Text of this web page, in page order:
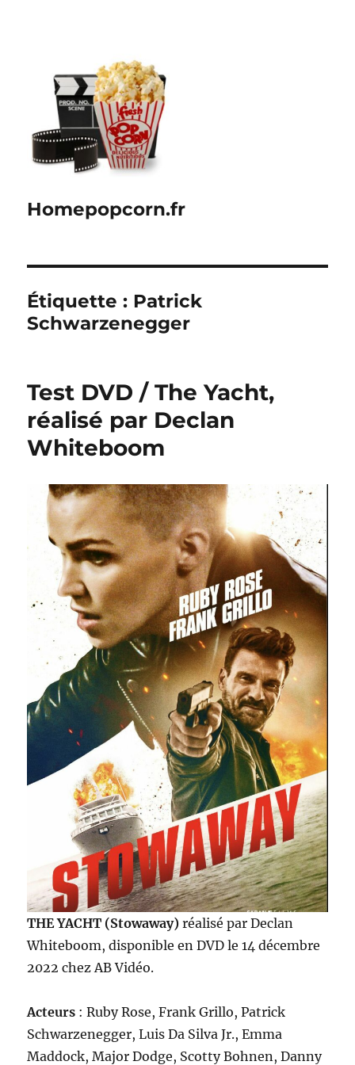
Homepopcorn.fr
Étiquette : Patrick
Schwarzenegger
Test DVD / The Yacht,
réalisé par Declan
Whiteboom
THE YACHT (Stowaway)réalisé par Declan
Whiteboom, disponible en DVD le 14 décembre
2022 chez AB Vidéo.
Acteurs : Ruby Rose, Frank Grillo, Patrick
Schwarzenegger, Luis Da Silva Jr., Emma
Maddock, Major Dodge, Scotty Bohnen, Danny